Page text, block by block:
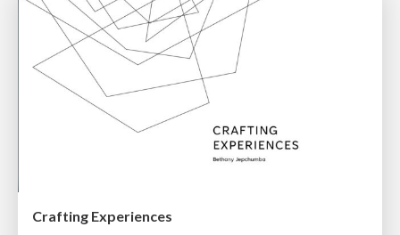
Crafting Experiences